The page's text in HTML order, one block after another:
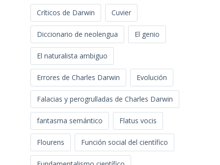
Críticos de Darwin Cuvier
Diccionario de neolengua El genio
El naturalista ambiguo
Errores de Charles Darwin Evolución
Falacias y perogrulladas de Charles Darwin
fantasma semántico Flatus vocis
Flourens Función social del científico